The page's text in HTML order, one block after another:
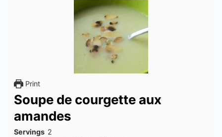
Print
Soupe de courgette aux
amandes
Servings 2